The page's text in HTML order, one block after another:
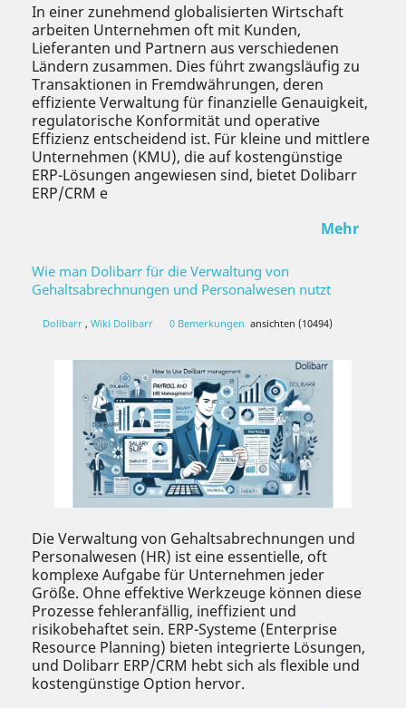
In einer zunehmend globalisierten Wirtschaft
arbeiten Unternehmen oft mit Kunden,
Lieferanten und Partnern aus verschiedenen
Ländern zusammen. Dies führt zwangsläufig zu
Transaktionen in Fremdwährungen, deren
effiziente Verwaltung für finanzielle Genauigkeit,
regulatorische Konformität und operative
Effizienz entscheidend ist. Für kleine und mittlere
Unternehmen (KMU), die auf kostengünstige
ERP-Lösungen angewiesen sind, bietet Dolibarr
ERP/CRM e
Mehr
Wie man Dolibarr für die Verwaltung von
Gehaltsabrechnungen und Personalwesen nutzt
Dolibarr , Wiki Dolibarr 0 Bemerkungen ansichten (10494)
Die Verwaltung von Gehaltsabrechnungen und
Personalwesen (HR) ist eine essentielle, oft
komplexe Aufgabe für Unternehmen jeder
Größe. Ohne effektive Werkzeuge können diese
Prozesse fehleranfällig, ineffizient und
risikobehaftet sein. ERP-Systeme (Enterprise
Resource Planning) bieten integrierte Lösungen,
und Dolibarr ERP/CRM hebt sich als flexible und
kostengünstige Option hervor.